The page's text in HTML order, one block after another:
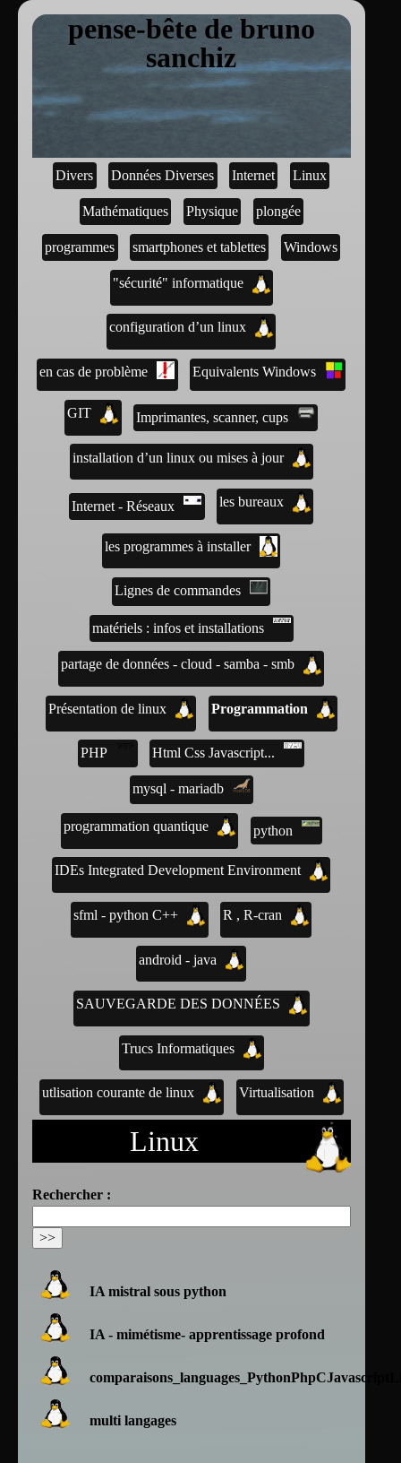
pense-bête de bruno
sanchiz
Divers Données Diverses Internet Linux
Mathématiques Physique plongée
programmes smartphones et tablettes Windows
"sécurité" informatique
configuration d’un linux
en cas de problème Equivalents Windows
GIT Imprimantes, scanner, cups
installation d’un linux ou mises à jour
Internet - Réseaux les bureaux
les programmes à installer
Lignes de commandes
matériels : infos et installations
partage de données - cloud - samba - smb
Présentation de linux Programmation
PHP Html Css Javascript...
mysql - mariadb
programmation quantique python
IDEs Integrated Development Environment
sfml - python C++ R , R-cran
android - java
SAUVEGARDE DES DONNÉES
Trucs Informatiques
utlisation courante de linux Virtualisation
Linux
Rechercher :
IA mistral sous python
IA - mimétisme- apprentissage profond
multi langages